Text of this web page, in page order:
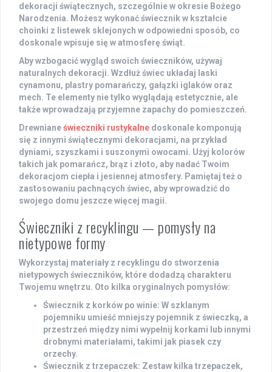
dekoracji świątecznych, szczególnie w okresie Bożego
Narodzenia. Możesz wykonać świecznik w kształcie
choinki z listewek sklejonych w odpowiedni sposób, co
doskonale wpisuje się w atmosferę świąt.
Aby wzbogacić wygląd swoich świeczników, używaj
naturalnych dekoracji. Wzdłuż świec układaj laski
cynamonu, plastry pomarańczy, gałązki iglaków oraz
mech. Te elementy nie tylko wyglądają estetycznie, ale
także wprowadzają przyjemne zapachy do pomieszczeń.
Drewnianeświeczniki rustykalne doskonale komponują
się z innymi świątecznymi dekoracjami, na przykład
dyniami, szyszkami i suszonymi owocami. Użyj kolorów
takich jak pomarańcz, brąz i złoto, aby nadać Twoim
dekoracjom ciepła i jesiennej atmosfery. Pamiętaj też o
zastosowaniu pachnących świec, aby wprowadzić do
swojego domu jeszcze więcej magii.
Świeczniki z recyklingu — pomysły na
nietypowe formy
Wykorzystaj materiały z recyklingu do stworzenia
nietypowych świeczników, które dodadzą charakteru
Twojemu wnętrzu. Oto kilka oryginalnych pomysłów:
Świecznik z korków po winie: W szklanym
pojemniku umieść mniejszy pojemnik z świeczką, a
przestrzeń między nimi wypełnij korkami lub innymi
drobnymi materiałami, takimi jak piasek czy
orzechy.
Świecznik z trzepaczek: Zestaw kilka trzepaczek,